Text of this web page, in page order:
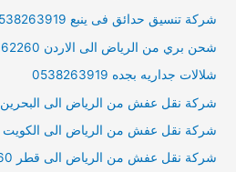
شركة تنسيق حدائق فى ينبع 0538263919 تنسيق حدائق ينبع
شحن بري من الرياض الى الاردن 0561162260
شلالات جداريه بجده 0538263919
شركة نقل عفش من الرياض الى البحرين 0561162260
شركة نقل عفش من الرياض الى الكويت 0561162260
شركة نقل عفش من الرياض الى قطر 0561162260